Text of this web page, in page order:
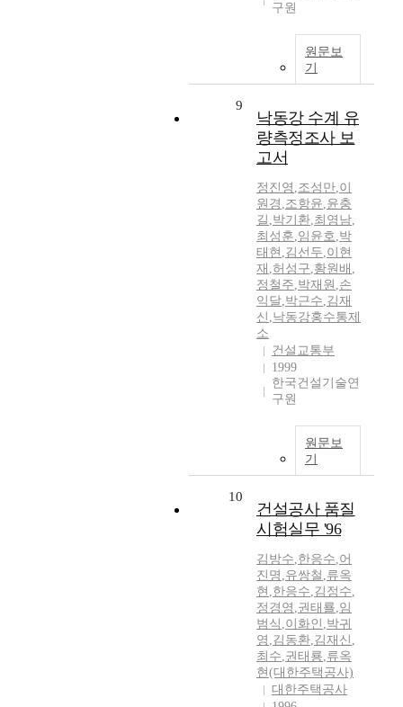
구원
원문보
기
9
낙동강 수계 유
량측정조사 보
고서
정진영 ,조성만,이
원경 ,조항윤,윤충
길 ,박기환,최영남,
최성훈,임윤호,박
태현 ,김선두,이현
재 ,허성구,황원배 ,
정철주,박재원 ,손
익달,박근수,김재
신 ,낙동강홍수통제
소
건설교통부
1999
한국건설기술연
구원
원문보
기
10
건설공사 품질
시험실무 '96
김방수,한응수,어
진명 ,유쌍철 ,류옥
현 ,한응수,김정수,
정경영 ,권태룔,임
범식 ,이화인 ,박귀
영 ,김동환,김재신 ,
최수,권태룡,류옥
현(대한주택공사)
대한주택공사